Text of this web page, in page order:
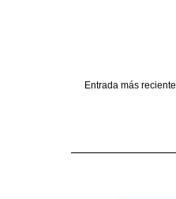
Entrada más reciente